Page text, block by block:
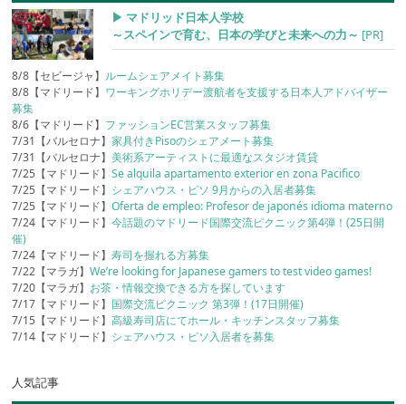
▶︎ マドリッド日本人学校
～スペインで育む、日本の学びと未来への力～ [PR]
8/8【セビージャ】 ルームシェアメイト募集
8/8【マドリード】 ワーキングホリデー渡航者を支援する日本人アドバイザー
募集
8/6【マドリード】 ファッションEC営業スタッフ募集
7/31【バルセロナ】家具付きPisoのシェアメート募集
7/31【バルセロナ】美術系アーティストに最適なスタジオ賃貸
7/25【マドリード】Se alquila apartamento exterior en zona Pacifico
7/25【マドリード】 シェアハウス・ピソ 9月からの入居者募集
7/25【マドリード】Oferta de empleo: Profesor de japonés idioma materno
7/24【マドリード】今話題のマドリード国際交流ピクニック第4弾！(25日開
催)
7/24【マドリード】寿司を握れる方募集
7/22【マラガ】We’re looking for Japanese gamers to test video games!
7/20【マラガ】 お茶・情報交換できる方を探しています
7/17【マドリード】 国際交流ピクニック 第3弾！(17日開催)
7/15【マドリード】高級寿司店にてホール・キッチンスタッフ募集
7/14【マドリード】 シェアハウス・ピソ入居者を募集
人気記事